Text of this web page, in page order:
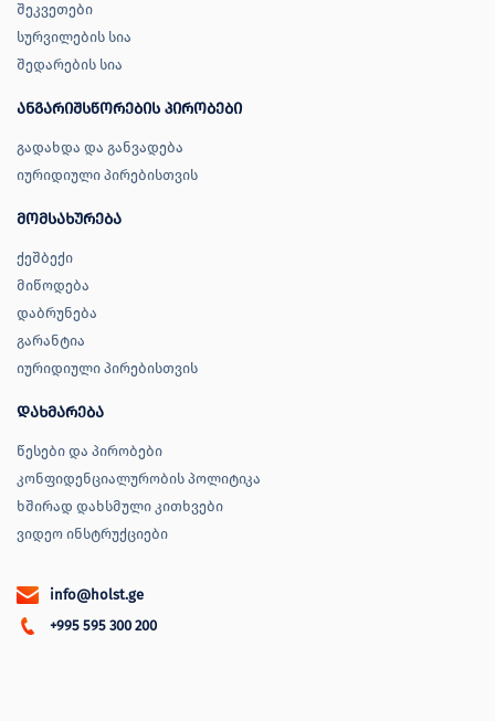
შეკვეთები
სურვილების სია
შედარების სია
ანგარიშსწორების პირობები
გადახდა და განვადება
იურიდიული პირებისთვის
მომსახურება
ქეშბექი
მიწოდება
დაბრუნება
გარანტია
იურიდიული პირებისთვის
დახმარება
წესები და პირობები
კონფიდენციალურობის პოლიტიკა
ხშირად დახსმული კითხვები
ვიდეო ინსტრუქციები
info@holst.ge
+995 595 300 200